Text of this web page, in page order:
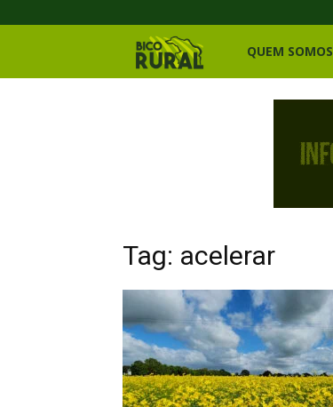
Bico
QUEM SOMOS
Tag: acelerar